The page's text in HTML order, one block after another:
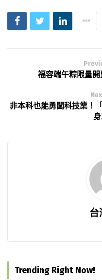
福容端午粽限量
非本科也能勇闖科技業！
台
Trending Right Now!